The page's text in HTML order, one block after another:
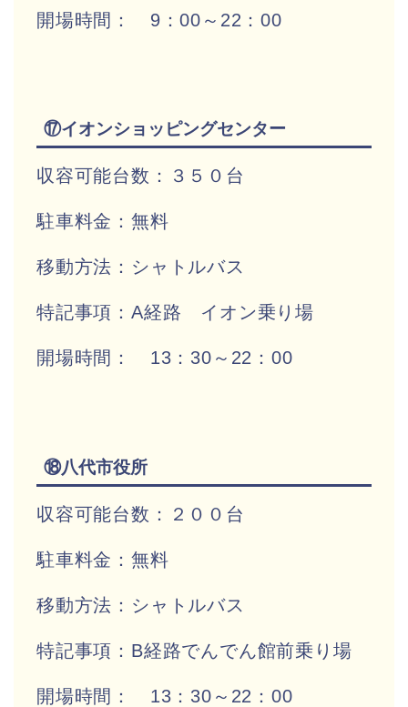
開場時間： 9：00～22：00
⑰イオンショッピングセンター
収容可能台数：３５０台
駐車料金：無料
移動方法：シャトルバス
特記事項：A経路 イオン乗り場
開場時間： 13：30～22：00
⑱八代市役所
収容可能台数：２００台
駐車料金：無料
移動方法：シャトルバス
特記事項：B経路でんでん館前乗り場
開場時間： 13：30～22：00